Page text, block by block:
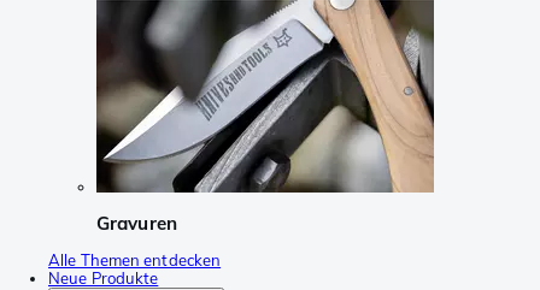
Gravuren
Alle Themen entdecken
Neue Produkte